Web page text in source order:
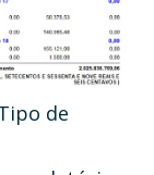
de